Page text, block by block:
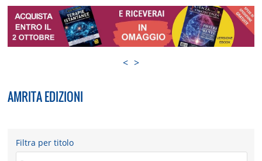
< >
AMRITA EDIZIONI
Filtra per titolo